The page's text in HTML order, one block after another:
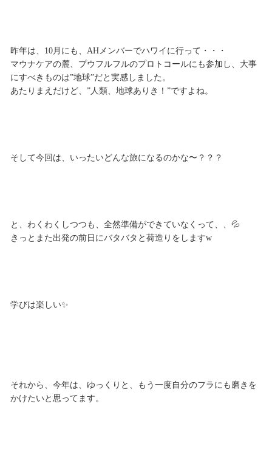
昨年は、10月にも、AHメンバーでハワイに行って・・・
マウナケアの麓、プウフルフルのプロトコールにも参加し、大事
にすべきものは”地球”だと実感しました。
あたりまえだけど、”人類、地球ありき！”ですよね。
そして今回は、いったいどんな旅になるのかな〜？？？
と、わくわくしつつも、全然準備ができていなくって、、💦
きっとまた出発の前日にバタバタと荷造りをしますw
学びは楽しい✨
それから、今年は、ゆっくりと、もう一度自分のフラにも磨きを
かけたいと思ってます。